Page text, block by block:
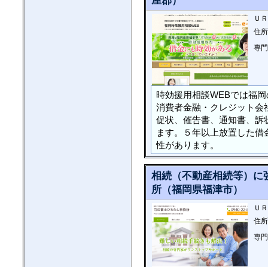
Ｕ
住所
専
時効援用相談WEBでは福
消費者金融・クレジット会
促状、催告書、通知書、訴
ます。５年以上放置した
性があります。
相続（不動産相続等）に
所（福岡県福津市）
Ｕ
住所
専